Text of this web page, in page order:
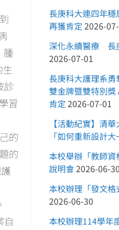
腫
生
診
習
的
的
自
長庚科大連四年
再獲肯定 2026-
深化永續醫療 長
2026-07-01
長庚科大護理系
雙金牌暨雙特別
肯定 2026-07-01
【活動紀實】清
「如何重新設計大
本校舉辦「教師資
說明會2026-06-30
本校辦理「發文
2026-06-30
本校辦理114學年